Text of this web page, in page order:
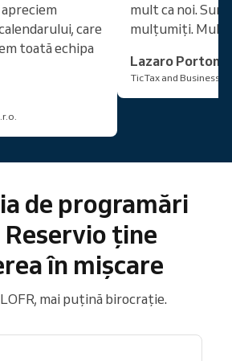
care
toată echipa
mult ca noi.
mulțumiți.
Lazaro
TicTax and Business
de programări
ține
în mișcare
mai puțină birocrație.